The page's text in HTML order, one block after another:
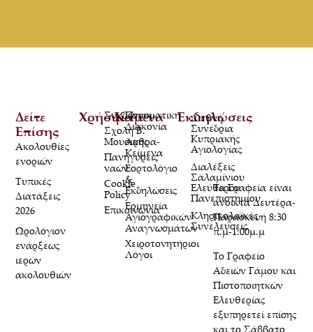
Τα Γραφεία είναι
ανοικτά Δευτέρα-
Παρασκευή 8:30
π.μ-1:00μ.μ
Το Γραφείο
Αδειών Γάμου και
Πιστοποιητκών
Ελευθερίας
εξυπηρετεί επίσης
και το Σάββατο
Χρήσιμα
Σύνδεσμοι
Σχολή Β.
Μουσικής
Πανηγύρεις
ναών
Cookie
Policy
Επικοινωνία
Κείμενα
Πνευματική
Διακονία
Άρθρα-
Κείμενα
Εορτολόγιο
&
Εκδηλώσεις
Ερμηνεία
Αγιογραφικών
Αναγνωσμάτων
Χειροτονητήριοι
Λόγοι
Δείτε
Επίσης
Ακολουθίες
ενοριών
Τυπικές
Διατάξεις
2026
Ωρολόγιον
ενάρξεως
ιερών
ακολουθιών
Εκδηλώσεις
Διεθνή
Συνέδρια
Κυπριακής
Αγιολογίας
Διαλέξεις
Σαλαμίνιου
Ελεύθερου
Πανεπιστημίου
Κληρικολαϊκές
Συνελεύσεις